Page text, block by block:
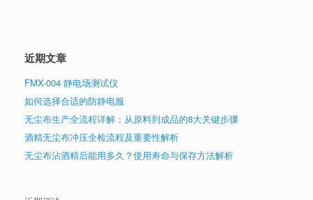
近期文章
FMX-004 静电场测试仪
如何选择合适的防静电服
无尘布生产全流程详解：从原料到成品的8大关键步骤
酒精无尘布冲压全检流程及重要性解析
无尘布沾酒精后能用多久？使用寿命与保存方法解析